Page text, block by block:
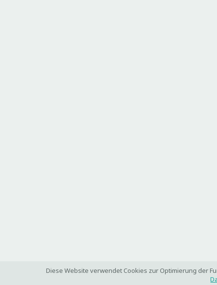
Diese Website verwendet Cookies zur Optimierung der